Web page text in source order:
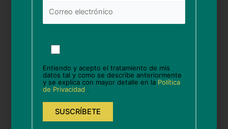
Nombre*
Correo
favor,
este
campo
vacío.
Entiendo y acepto el tratamiento de mis
datos tal y como se describe anteriormente
y se explica con mayor detalle en la Política
de Privacidad .